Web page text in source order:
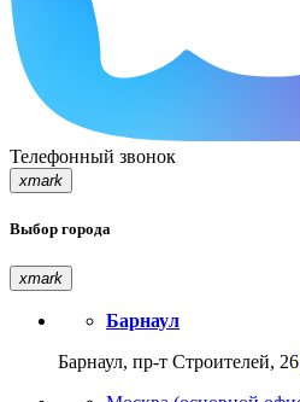
Телефонный звонок
xmark
Выбор города
xmark
Барнаул
Барнаул, пр-т Строителей, 26